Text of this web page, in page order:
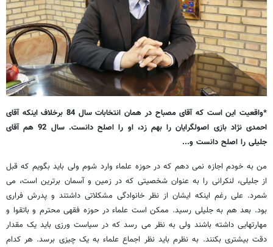
*واقعیت این است که آقای مصباح در همان انتخابات سال 84 برخلاف اینکه آقای
احمدی نژاد بازی اصولگرایان را بهم زد، او را اصلح دانست. سال 92 هم آقای
جلیلی را اصلح دانست و...
من به خودم اجازه نمی دهم که در حوزه علماء وارد شوم ولی باید بگویم که قبل
از جلیلی، لنکرانی را به عنوان شخصیتی که در زمین و آسمان برترین است، می
شمرد. علی رغم اینکه ایشان از نظر خانوادگی مشکلاتی داشتند و پدرش فراری
بود. بعد هم به جلیلی رسید. ممکن است علماء در حوزه فقهی محترم و باتقوا و
مهارتهایی داشته باشند ولی به نظر می رسد که در سیاست ورزی باید یک مقدار
دقت بیشتری بکنند. به نظرم باید نظر اجماع علماء به یک چیزی برسد. هر کدام